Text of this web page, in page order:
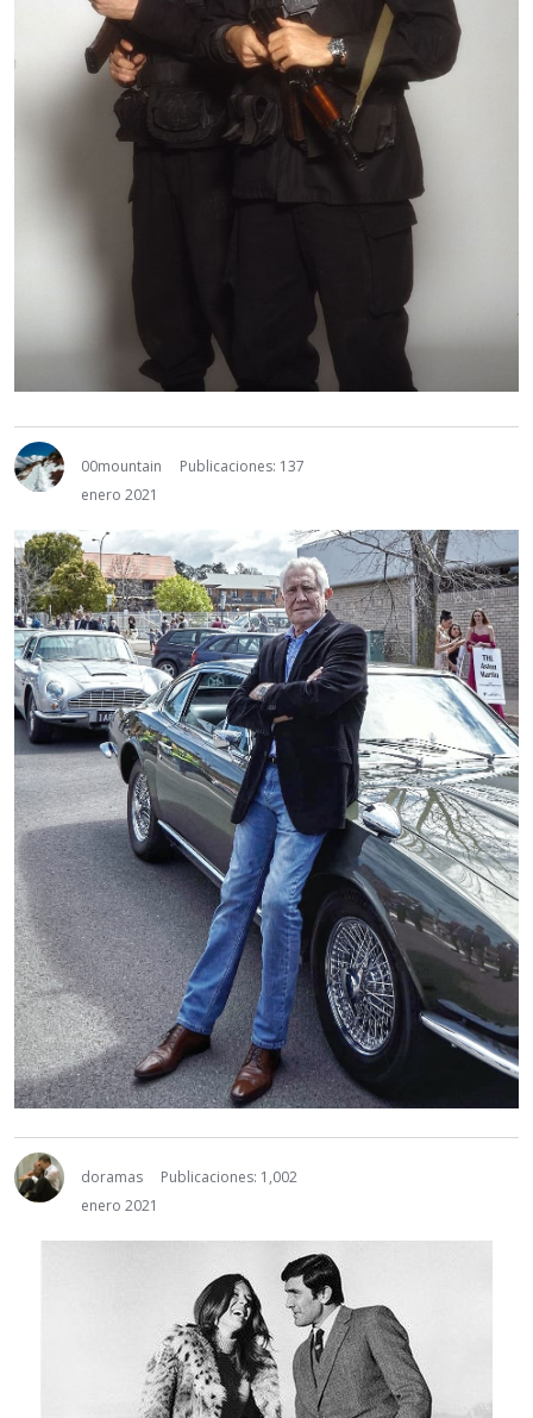
00mountain
Publicaciones: 137
enero 2021
doramas
Publicaciones: 1,002
enero 2021